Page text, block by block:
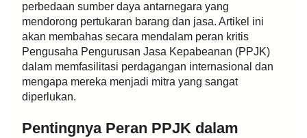
perbedaan sumber daya antarnegara yang
mendorong pertukaran barang dan jasa. Artikel ini
akan membahas secara mendalam peran kritis
Pengusaha Pengurusan Jasa Kepabeanan (PPJK)
dalam memfasilitasi perdagangan internasional dan
mengapa mereka menjadi mitra yang sangat
diperlukan.
Pentingnya Peran PPJK dalam